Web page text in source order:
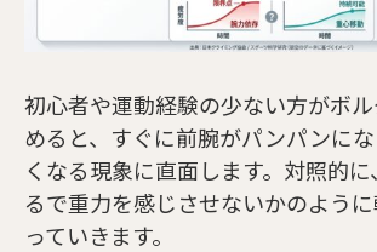
初心者や運動経験の少ない方がボ
めると、すぐに前腕がパンパンに
くなる現象に直面します。対照的
るで重力を感じさせないかのよう
っていきます。